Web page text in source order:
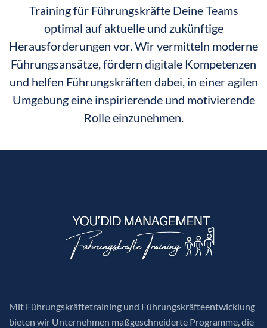
Training für Führungskräfte Deine Teams
optimal auf aktuelle und zukünftige
Herausforderungen vor. Wir vermitteln moderne
Führungsansätze, fördern digitale Kompetenzen
und helfen Führungskräften dabei, in einer agilen
Umgebung eine inspirierende und motivierende
Rolle einzunehmen.
Mit Führungskräftetraining und Führungskräfteentwicklung
bieten wir Unternehmen maßgeschneiderte Programme, die